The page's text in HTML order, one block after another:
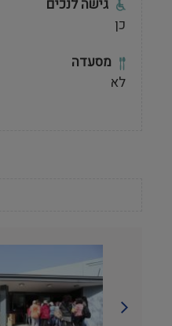
גישה לנכים
כן
מסעדה
לא